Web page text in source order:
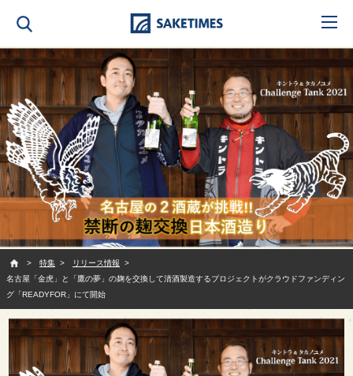
特集
リリース情報
名古屋「金虎」と「鷹の夢」の麹を交換して清酒製造するプロジェクトがクラウドファンディン
グ「READYFOR」にて開始